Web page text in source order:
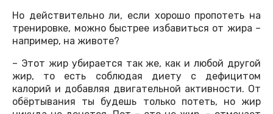
Но действительно ли, если хорошо пропотеть на
тренировке, можно быстрее избавиться от жира –
например, на животе?
– Этот жир убирается так же, как и любой другой
жир, то есть соблюдая диету с дефицитом
калорий и добавляя двигательной активности. От
обёртывания ты будешь только потеть, но жир